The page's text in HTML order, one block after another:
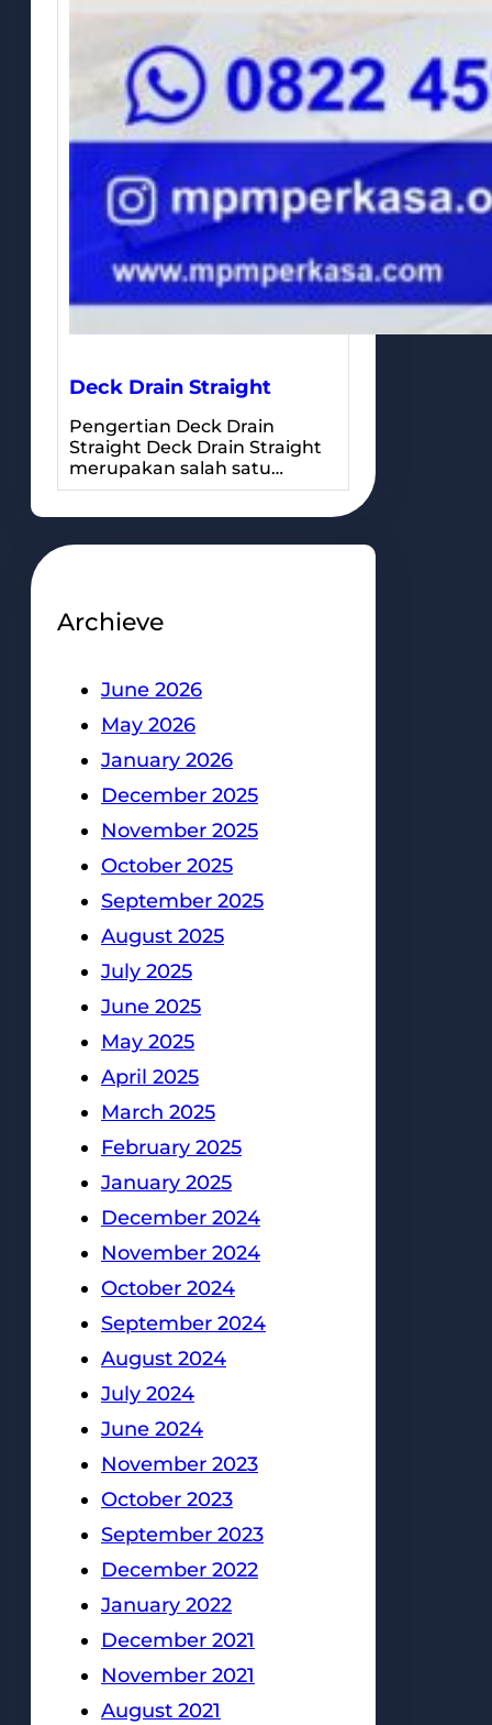
Deck Drain Straight
Pengertian Deck Drain
Straight Deck Drain Straight
merupakan salah satu…
Archieve
June 2026
May 2026
January 2026
December 2025
November 2025
October 2025
September 2025
August 2025
July 2025
June 2025
May 2025
April 2025
March 2025
February 2025
January 2025
December 2024
November 2024
October 2024
September 2024
August 2024
July 2024
June 2024
November 2023
October 2023
September 2023
December 2022
January 2022
December 2021
November 2021
August 2021